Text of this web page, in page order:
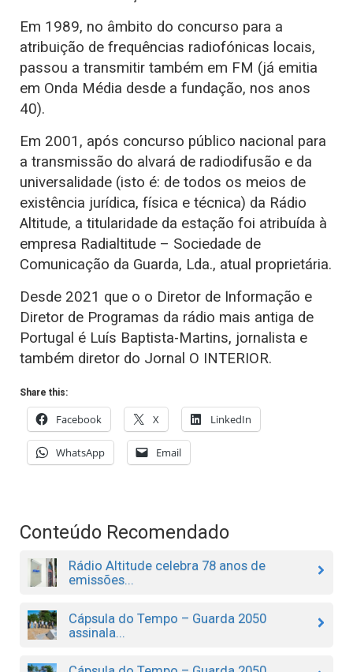
Em 1989, no âmbito do concurso para a
atribuição de frequências radiofónicas locais,
passou a transmitir também em FM (já emitia
em Onda Média desde a fundação, nos anos
40).
Em 2001, após concurso público nacional para
a transmissão do alvará de radiodifusão e da
universalidade (isto é: de todos os meios de
existência jurídica, física e técnica) da Rádio
Altitude, a titularidade da estação foi atribuída à
empresa Radialtitude – Sociedade de
Comunicação da Guarda, Lda., atual proprietária.
Desde 2021 que o o Diretor de Informação e
Diretor de Programas da rádio mais antiga de
Portugal é Luís Baptista-Martins, jornalista e
também diretor do Jornal O INTERIOR.
Share this:
Facebook X LinkedIn
WhatsApp Email
Conteúdo Recomendado
Rádio Altitude celebra 78 anos de
emissões...
Cápsula do Tempo – Guarda 2050
assinala...